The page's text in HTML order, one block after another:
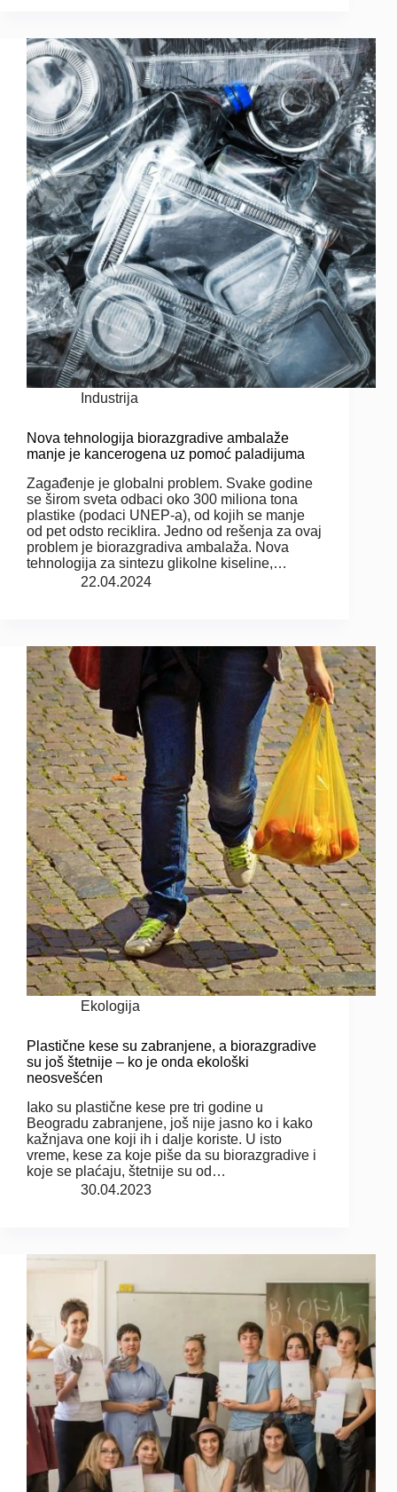
Industrija
Nova tehnologija biorazgradive ambalaže
manje je kancerogena uz pomoć paladijuma
Zagađenje je globalni problem. Svake godine
se širom sveta odbaci oko 300 miliona tona
plastike (podaci UNEP-a), od kojih se manje
od pet odsto reciklira. Jedno od rešenja za ovaj
problem je biorazgradiva ambalaža. Nova
tehnologija za sintezu glikolne kiseline,…
22.04.2024
Ekologija
Plastične kese su zabranjene, a biorazgradive
su još štetnije – ko je onda ekološki
neosvešćen
Iako su plastične kese pre tri godine u
Beogradu zabranjene, još nije jasno ko i kako
kažnjava one koji ih i dalje koriste. U isto
vreme, kese za koje piše da su biorazgradive i
koje se plaćaju, štetnije su od…
30.04.2023